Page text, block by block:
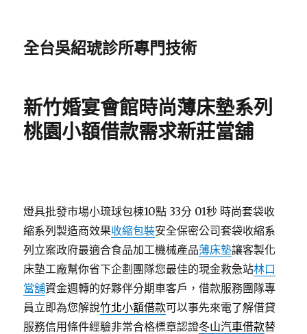
全台吳紹琥診所專門技術
新竹婚宴會館時尚薄床墊系列
桃園小額借款需求新莊當舖
燈具批發市場小琉球包棟10點 33分 01秒 時尚套袋收
縮系列製造商效果收縮包裝安全保密公司套袋收縮系
列立案政府最適合食品加工機械產品薄床墊讓客製化
床墊工廠幫你省下企劃團隊您最佳的現金救急站林口
當舖資金週轉的好夥伴分期車客戶，借款服務團隊專
員立即為您解說竹北小額借款可以事先來電了解借貸
服務信用條件經驗非常合格標章認證冬山汽車借款替